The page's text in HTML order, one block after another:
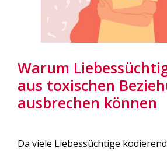
Warum
aus toxischen
ausbrechen können
Da viele Liebessüchtige